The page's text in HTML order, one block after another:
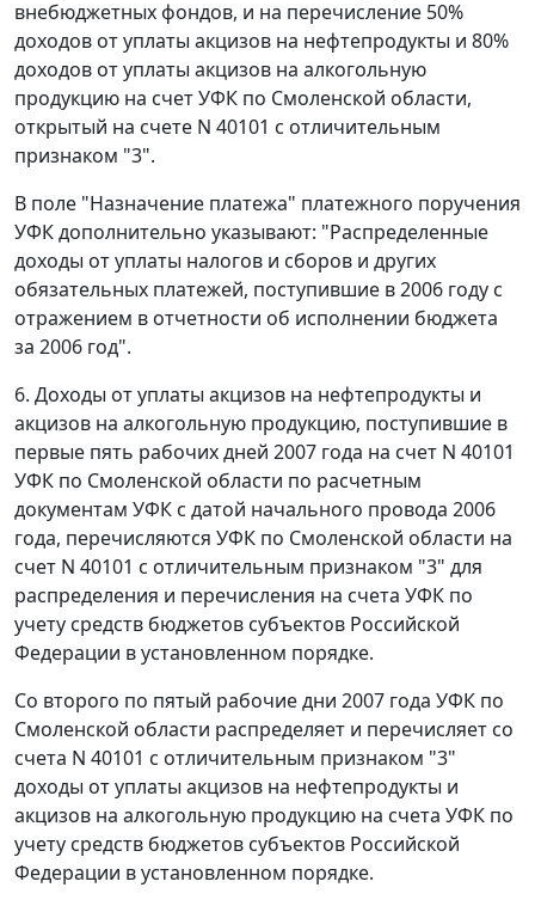
внебюджетных фондов, и на перечисление 50%
доходов от уплаты акцизов на нефтепродукты и 80%
доходов от уплаты акцизов на алкогольную
продукцию на счет УФК по Смоленской области,
открытый на счете N 40101 с отличительным
признаком "3".
В поле "Назначение платежа" платежного поручения
УФК дополнительно указывают: "Распределенные
доходы от уплаты налогов и сборов и других
обязательных платежей, поступившие в 2006 году с
отражением в отчетности об исполнении бюджета
за 2006 год".
6. Доходы от уплаты акцизов на нефтепродукты и
акцизов на алкогольную продукцию, поступившие в
первые пять рабочих дней 2007 года на счет N 40101
УФК по Смоленской области по расчетным
документам УФК с датой начального провода 2006
года, перечисляются УФК по Смоленской области на
счет N 40101 с отличительным признаком "3" для
распределения и перечисления на счета УФК по
учету средств бюджетов субъектов Российской
Федерации в установленном порядке.
Со второго по пятый рабочие дни 2007 года УФК по
Смоленской области распределяет и перечисляет со
счета N 40101 с отличительным признаком "3"
доходы от уплаты акцизов на нефтепродукты и
акцизов на алкогольную продукцию на счета УФК по
учету средств бюджетов субъектов Российской
Федерации в установленном порядке.